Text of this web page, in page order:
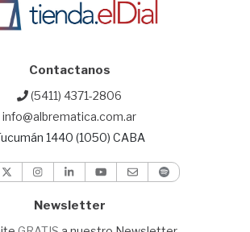
Contactanos
(5411) 4371-2806
info@albrematica.com.ar
1440 (1050) CABA
Newsletter